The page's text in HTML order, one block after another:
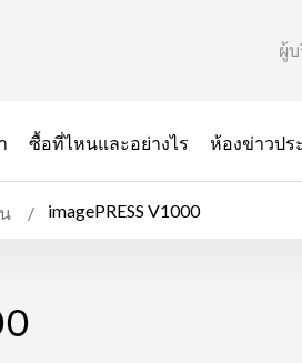
ผู้
ซื้อที่ไหนและอย่างไร
ห้องข่าวป
imagePRESS V1000